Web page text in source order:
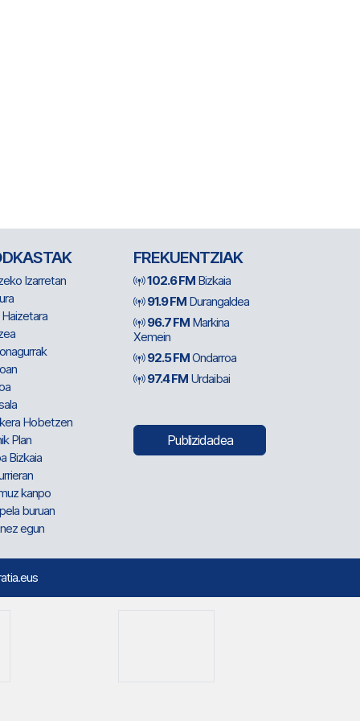
Izarretan
Hobetzen
Plan
Bizkaia
kanpo
buruan
egun
FREKUENTZIAK
102.6 FM Bizkaia
91.9 FM Durangaldea
96.7 FM Markina
Xemein
92.5 FMOndarroa
97.4 FM Urdaibai
Publizidadea